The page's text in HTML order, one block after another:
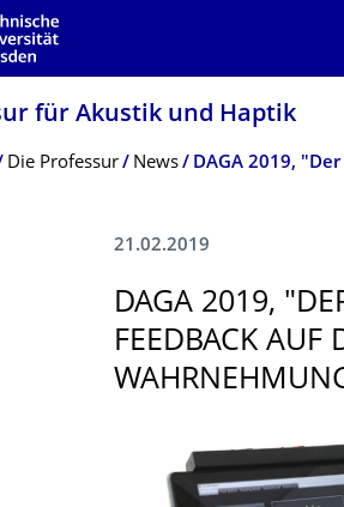
für Akustik und Haptik
Menü
Die Professur News
21.02.2019
DAGA 2019,
FEEDBACK AUF